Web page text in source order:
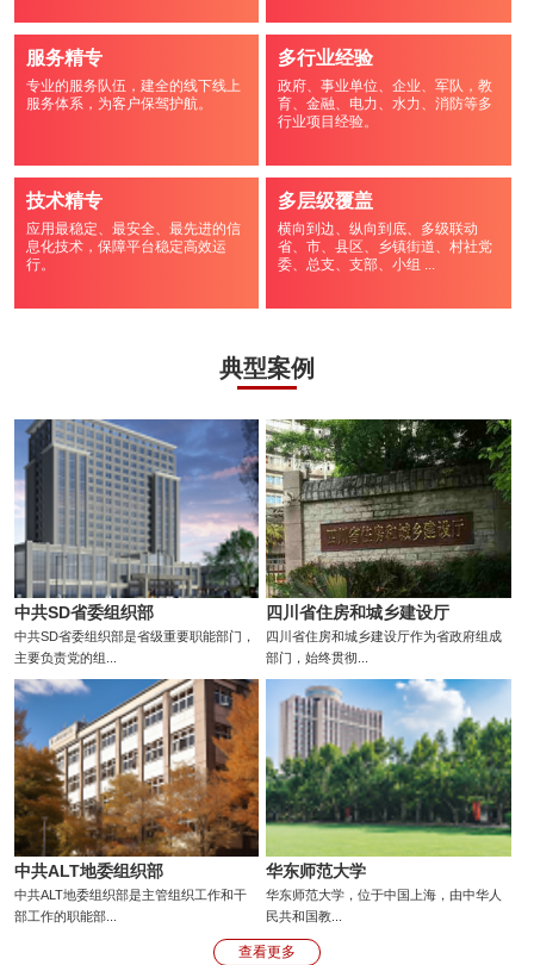
服务精专
专业的服务队伍，建全的线下线上
服务体系，为客户保驾护航。
多行业经验
政府、事业单位、企业、军队，教
育、金融、电力、水力、消防等多
行业项目经验。
技术精专
应用最稳定、最安全、最先进的信
息化技术，保障平台稳定高效运
行。
多层级覆盖
横向到边、纵向到底、多级联动
省、市、县区、乡镇街道、村社党
委、总支、支部、小组 ...
典型案例
中共SD省委组织部
中共SD省委组织部是省级重要职能部门，
主要负责党的组...
四川省住房和城乡建设厅
四川省住房和城乡建设厅作为省政府组成
部门，始终贯彻...
中共ALT地委组织部
中共ALT地委组织部是主管组织工作和干
部工作的职能部...
华东师范大学
华东师范大学，位于中国上海，由中华人
民共和国教...
查看更多